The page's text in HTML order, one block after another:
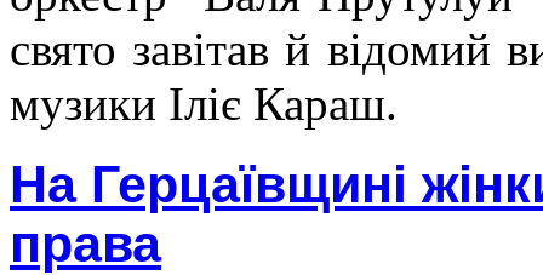
свято завітав й відомий
музики Іліє Караш.
На Герцаївщині
права